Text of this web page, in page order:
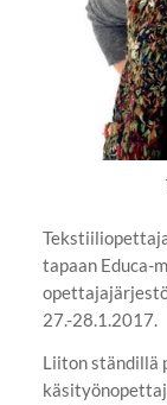
tapaan Educa-
27.-28.1.2017.
Liiton ständillä